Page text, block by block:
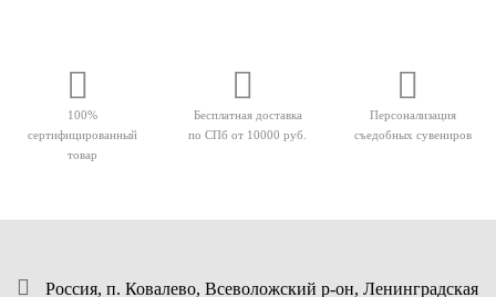
100%
сертифицированный
товар
Бесплатная доставка
по СПб от 10000 руб.
Персонализация
съедобных сувениров
Россия, п. Ковалево, Всеволожский р-он, Ленинградская